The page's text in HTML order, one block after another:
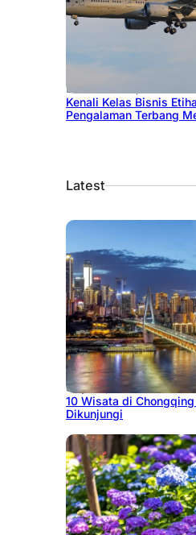
December 27, 2024
Kenali Kelas Bisnis
Pengalaman Terbang
Latest
July 30, 2026
10 Wisata di
Dikunjungi